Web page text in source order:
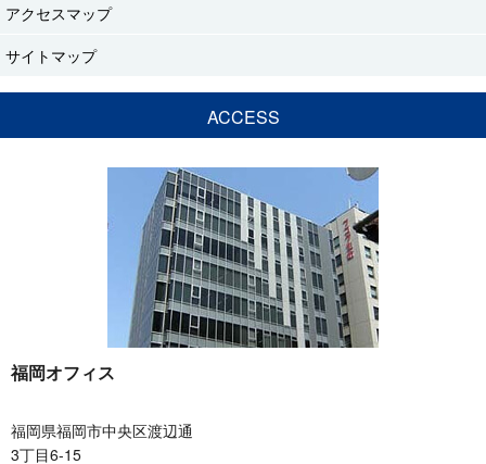
アクセスマップ
サイトマップ
ACCESS
福岡オフィス
福岡県福岡市中央区渡辺通
3丁目6-15